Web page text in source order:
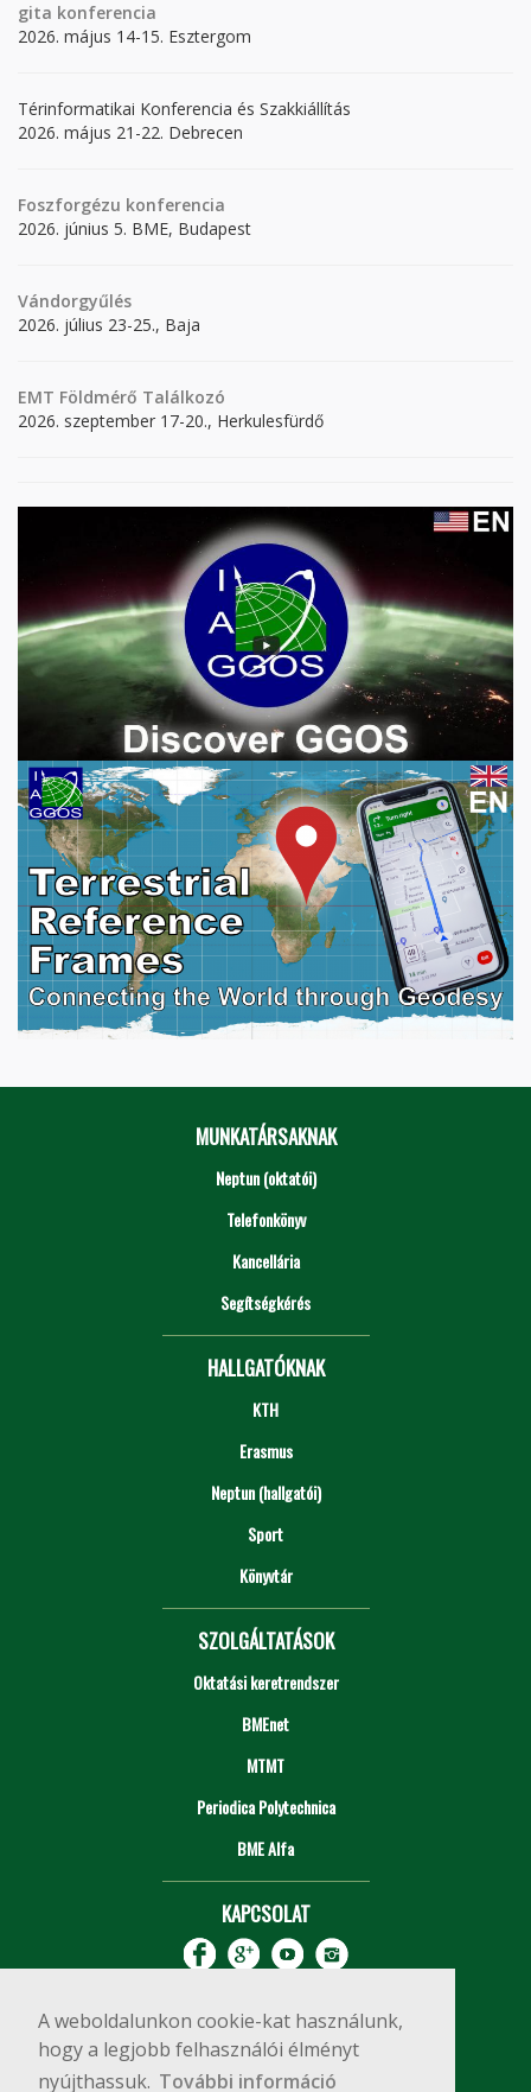
A weboldalunkon cookie-kat használunk,
hogy a legjobb felhasználói élményt
nyújthassuk. További információ
gita konferencia
2026. május 14-15. Esztergom
Térinformatikai Konferencia és Szakkiállítás
2026. május 21-22. Debrecen
Foszforgézu konferencia
2026. június 5. BME, Budapest
Vándorgyűlés
2026. július 23-25., Baja
EMT Földmérő Találkozó
2026. szeptember 17-20., Herkulesfürdő
MUNKATÁRSAKNAK
Neptun (oktatói)
Telefonkönyv
Kancellária
Segítségkérés
HALLGATÓKNAK
KTH
Erasmus
Neptun (hallgatói)
Sport
Könyvtár
SZOLGÁLTATÁSOK
Oktatási keretrendszer
BMEnet
MTMT
Periodica Polytechnica
BME Alfa
KAPCSOLAT